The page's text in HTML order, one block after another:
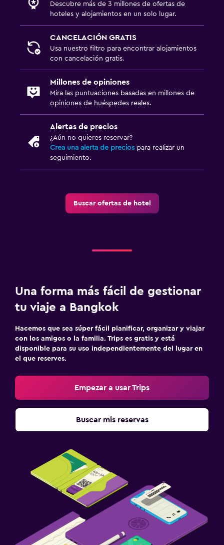
Descubre más de 3 millones de ofertas de
hoteles y alojamientos en un solo lugar.
CANCELACIÓN GRATIS
Usa nuestro filtro para encontrar alojamientos
con cancelación gratis.
Millones de opiniones
Mira las puntuaciones basadas en millones de
opiniones de huéspedes reales.
Alertas de precios
¿Aún no quieres reservar?
Crea una alerta de precios para realizar un
seguimiento.
Buscar ofertas de hotel
Una forma más fácil de gestionar
tu viaje a Bangkok
Hacemos que sea súper fácil planificar, organizar y viajar
con los amigos o la familia. Trips es gratis y está
disponible para su uso independientemente del lugar en
el que reserves.
Empezar a usar Trips
Buscar mis reservas